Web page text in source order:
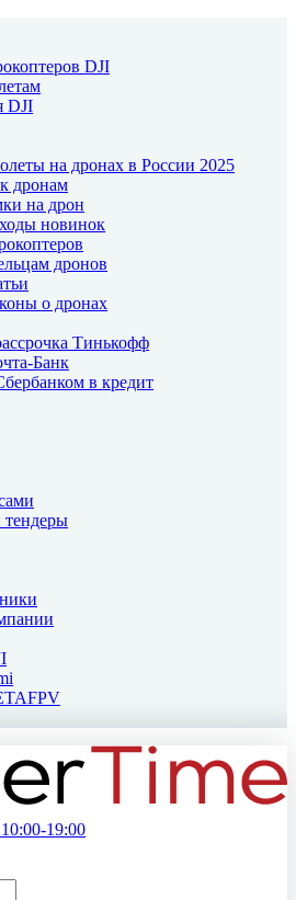
DJI
DJI
на дронах в России 2025
дронам
на дрон
новинок
дронов
о дронах
Тинькофф
Банк
в кредит
тендеры
19:00